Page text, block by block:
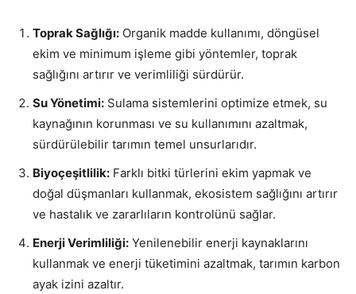
Toprak Sağlığı: Organik madde kullanımı, döngüsel
ekim ve minimum işleme gibi yöntemler, toprak
sağlığını artırır ve verimliliği sürdürür.
Su Yönetimi: Sulama sistemlerini optimize etmek, su
kaynağının korunması ve su kullanımını azaltmak,
sürdürülebilir tarımın temel unsurlarıdır.
Biyoçeşitlilik: Farklı bitki türlerini ekim yapmak ve
doğal düşmanları kullanmak, ekosistem sağlığını artırır
ve hastalık ve zararlıların kontrolünü sağlar.
Enerji Verimliliği: Yenilenebilir enerji kaynaklarını
kullanmak ve enerji tüketimini azaltmak, tarımın karbon
ayak izini azaltır.